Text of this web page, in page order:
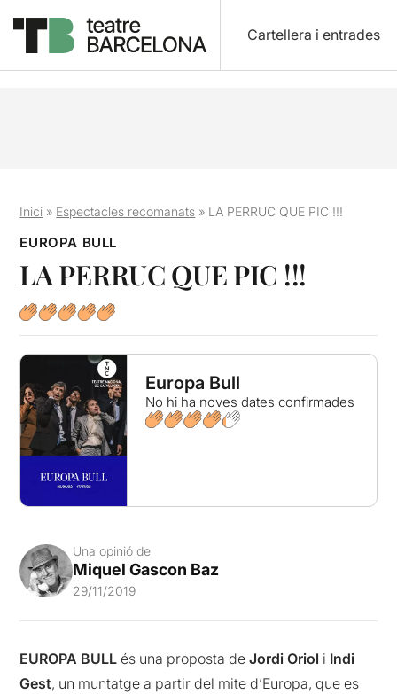
Cartellera i entrades
Inici » Espectacles recomanats » LA PERRUC QUE PIC !!!
EUROPA BULL
LA PERRUC QUE PIC !!!
Europa Bull
No hi ha noves dates confirmades
Una opinió de
Miquel Gascon Baz
29/11/2019
EUROPA BULL és una proposta deJordi Oriol i Indi
Gest, un muntatge a partir del mite d’Europa, que es